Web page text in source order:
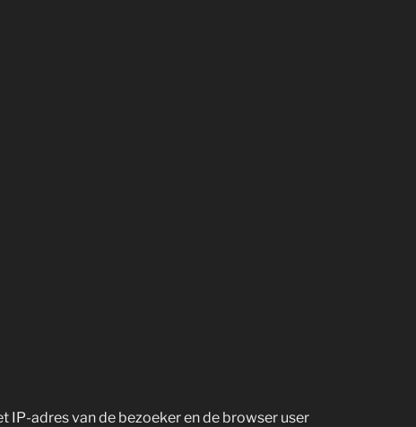
adres van de bezoeker en de browser user